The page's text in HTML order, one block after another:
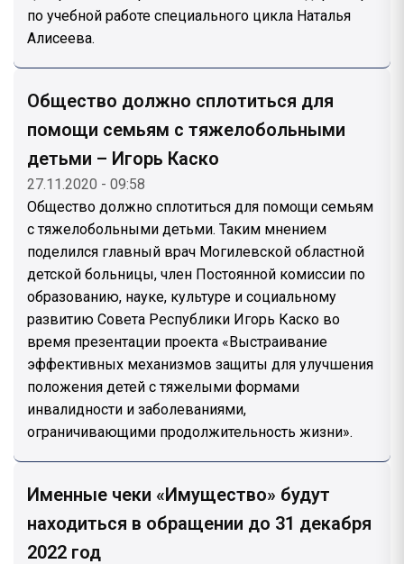
по учебной работе специального цикла Наталья
Алисеева.
Общество должно сплотиться для
помощи семьям с тяжелобольными
детьми – Игорь Каско
27.11.2020 - 09:58
Общество должно сплотиться для помощи семьям
с тяжелобольными детьми. Таким мнением
поделился главный врач Могилевской областной
детской больницы, член Постоянной комиссии по
образованию, науке, культуре и социальному
развитию Совета Республики Игорь Каско во
время презентации проекта «Выстраивание
эффективных механизмов защиты для улучшения
положения детей с тяжелыми формами
инвалидности и заболеваниями,
ограничивающими продолжительность жизни».
Именные чеки «Имущество» будут
находиться в обращении до 31 декабря
2022 год